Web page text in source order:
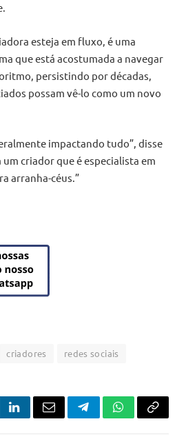
esteja em fluxo, é uma
que está acostumada a navegar
persistindo por décadas,
possam vê-lo como um novo
impactando tudo”, disse
criador que é especialista em
arranha-céus.”
criadores redes sociais
LinkedInEmail TelegramWhatsApp
Copiar